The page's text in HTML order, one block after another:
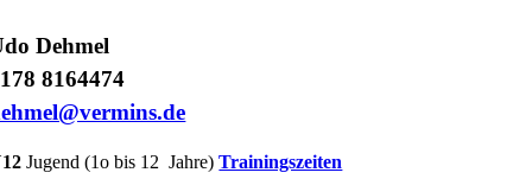
Dehmel
8164474
Jugend (1o bis 12 Jahre)Trainingszeiten